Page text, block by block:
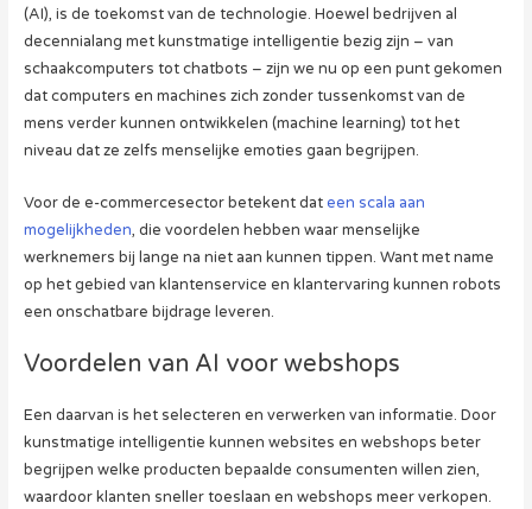
(AI), is de toekomst van de technologie. Hoewel bedrijven al
decennialang met kunstmatige intelligentie bezig zijn – van
schaakcomputers tot chatbots – zijn we nu op een punt gekomen
dat computers en machines zich zonder tussenkomst van de
mens verder kunnen ontwikkelen (machine learning) tot het
niveau dat ze zelfs menselijke emoties gaan begrijpen.
Voor de e-commercesector betekent dateen scala aan
mogelijkheden, die voordelen hebben waar menselijke
werknemers bij lange na niet aan kunnen tippen. Want met name
op het gebied van klantenservice en klantervaring kunnen robots
een onschatbare bijdrage leveren.
Voordelen van AI voor webshops
Een daarvan is het selecteren en verwerken van informatie. Door
kunstmatige intelligentie kunnen websites en webshops beter
begrijpen welke producten bepaalde consumenten willen zien,
waardoor klanten sneller toeslaan en webshops meer verkopen.